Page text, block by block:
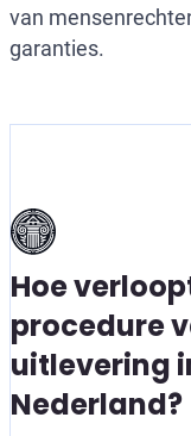
van
garanties.
Hoe
procedure
uitlevering
Nederland?